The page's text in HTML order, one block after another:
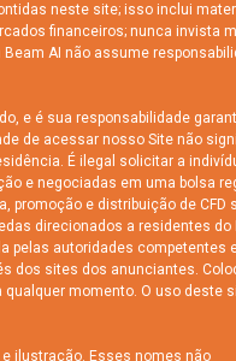
neste site; isso inclui
financeiros; nunca invista
AI não assume
e é sua responsabilidade
de acessar nosso Site não
É ilegal solicitar a
e negociadas em uma bolsa
promoção e distribuição de CFD
direcionados a residentes do
pelas autoridades competentes
dos sites dos anunciantes.
momento. O uso deste
ilustração. Esses nomes não